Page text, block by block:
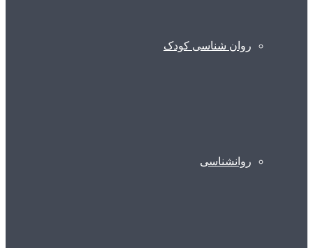
روان شناسی کودک
روانشناسی